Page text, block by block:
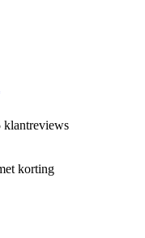
klantreviews
korting